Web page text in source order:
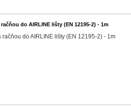
do AIRLINE lišty (EN 12195-2) - 1m
do AIRLINE lišty (EN 12195-2) - 1m